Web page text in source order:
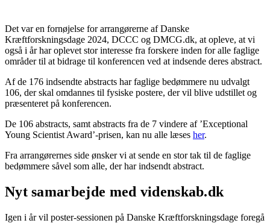
Det var en fornøjelse for arrangørerne af Danske
Kræftforskningsdage 2024, DCCC og DMCG.dk, at opleve, at vi
også i år har oplevet stor interesse fra forskere inden for alle faglige
områder til at bidrage til konferencen ved at indsende deres abstract.
Af de 176 indsendte abstracts har faglige bedømmere nu udvalgt
106, der skal omdannes til fysiske postere, der vil blive udstillet og
præsenteret på konferencen.
De 106 abstracts, samt abstracts fra de 7 vindere af ’Exceptional
Young Scientist Award’-prisen, kan nu alle læses her.
Fra arrangørernes side ønsker vi at sende en stor tak til de faglige
bedømmere såvel som alle, der har indsendt abstract.
Nyt samarbejde med videnskab.dk
Igen i år vil poster-sessionen på Danske Kræftforskningsdage foregå